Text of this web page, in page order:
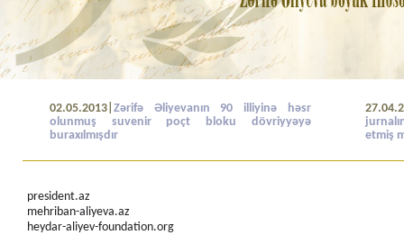
02.05.2013| Zərifə Əliyevanın 90 illiyinə həsr
olunmuş suvenir poçt bloku dövriyyəyə
buraxılmışdır
etmiş
president.az
mehriban-aliyeva.az
heydar-aliyev-foundation.org